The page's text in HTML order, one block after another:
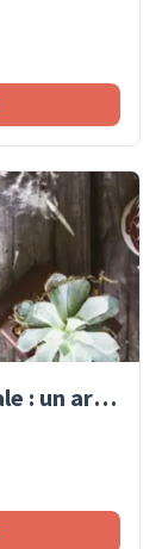
Les boissons d’Amérique centrale : un art de vivre traditionnel